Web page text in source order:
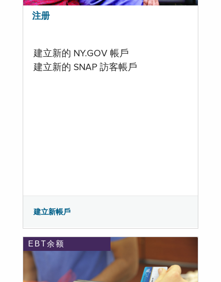
注册
建立新的 NY.GOV 帳戶
建立新的 SNAP 訪客帳戶
建立新帳戶
EBT余额